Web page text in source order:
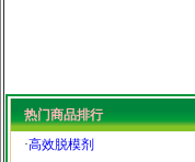
热门商品排行
·高效脱模剂